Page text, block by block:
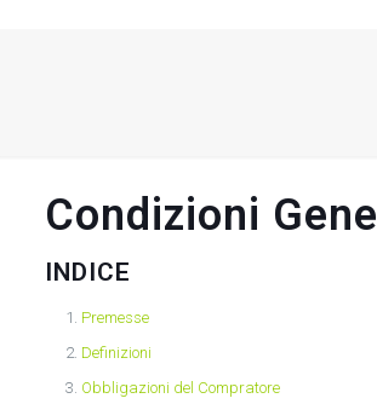
Condizioni
INDICE
Premesse
Definizioni
Obbligazioni del Compratore